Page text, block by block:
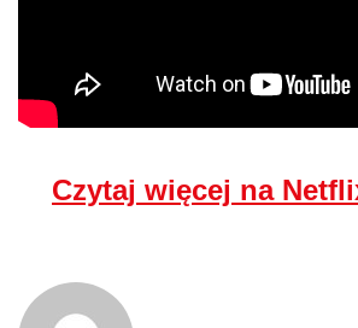
Czytaj więcej na